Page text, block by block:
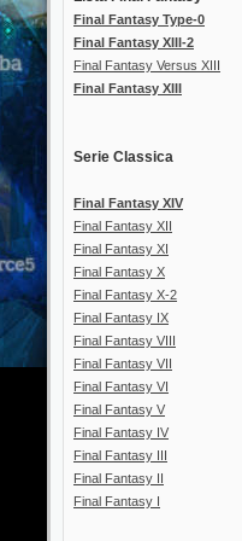
Final Fantasy Type-0
Final Fantasy XIII-2
Final Fantasy Versus XIII
Final Fantasy XIII
Serie Classica
Final Fantasy XIV
Final Fantasy XII
Final Fantasy XI
Final Fantasy X
Final Fantasy X-2
Final Fantasy IX
Final Fantasy VIII
Final Fantasy VII
Final Fantasy VI
Final Fantasy V
Final Fantasy IV
Final Fantasy III
Final Fantasy II
Final Fantasy I